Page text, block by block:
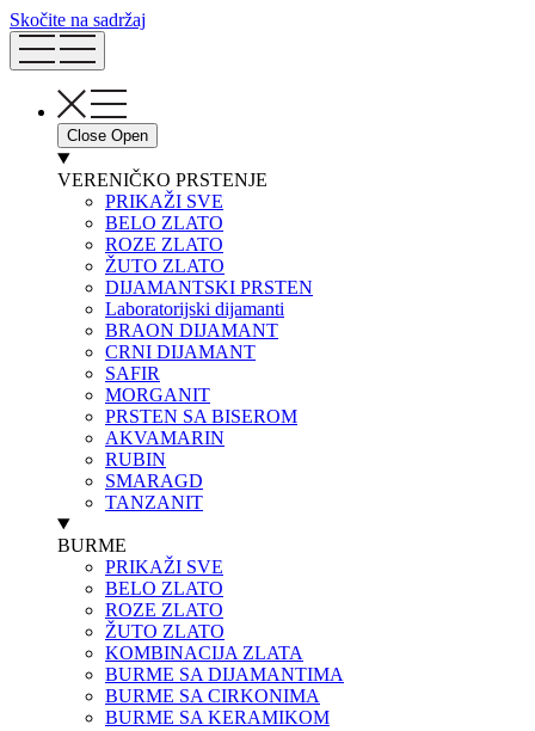
Skočite na sadržaj
Close Open
VERENIČKO PRSTENJE
PRIKAŽI SVE
BELO ZLATO
ROZE ZLATO
ŽUTO ZLATO
DIJAMANTSKI PRSTEN
Laboratorijski dijamanti
BRAON DIJAMANT
CRNI DIJAMANT
SAFIR
MORGANIT
PRSTEN SA BISEROM
AKVAMARIN
RUBIN
SMARAGD
TANZANIT
BURME
PRIKAŽI SVE
BELO ZLATO
ROZE ZLATO
ŽUTO ZLATO
KOMBINACIJA ZLATA
BURME SA DIJAMANTIMA
BURME SA CIRKONIMA
BURME SA KERAMIKOM